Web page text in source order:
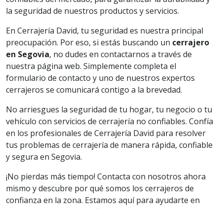
la seguridad de nuestros productos y servicios.
En Cerrajería David, tu seguridad es nuestra principal
preocupación. Por eso, si estás buscando un cerrajero
en Segovia, no dudes en contactarnos a través de
nuestra página web. Simplemente completa el
formulario de contacto y uno de nuestros expertos
cerrajeros se comunicará contigo a la brevedad.
No arriesgues la seguridad de tu hogar, tu negocio o tu
vehículo con servicios de cerrajería no confiables. Confía
en los profesionales de Cerrajería David para resolver
tus problemas de cerrajería de manera rápida, confiable
y segura en Segovia.
¡No pierdas más tiempo! Contacta con nosotros ahora
mismo y descubre por qué somos los cerrajeros de
confianza en la zona. Estamos aquí para ayudarte en